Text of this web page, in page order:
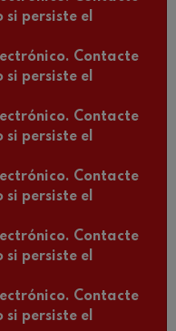
persiste el
Contacte
persiste el
Contacte
persiste el
Contacte
persiste el
Contacte
persiste el
Contacte
persiste el